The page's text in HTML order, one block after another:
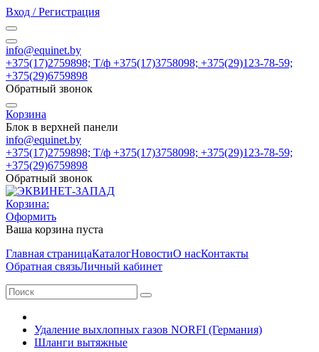
Вход / Регистрация
info@equinet.by
+375(17)2759898; Т/ф +375(17)3758098; +375(29)123-78-59;
+375(29)6759898
Обратный звонок
Корзина
Блок в верхней панели
info@equinet.by
+375(17)2759898; Т/ф +375(17)3758098; +375(29)123-78-59;
+375(29)6759898
Обратный звонок
Корзина:
Оформить
Ваша корзина пуста
Главная страницаКаталогНовостиО насКонтакты
Обратная связьЛичный кабинет
Удаление выхлопных газов NORFI (Германия)
Шланги вытяжные